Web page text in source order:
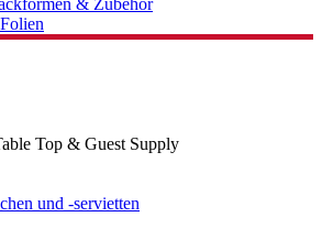
& Zubehör
Top & Guest Supply
und -servietten